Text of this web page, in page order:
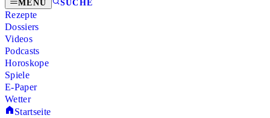
MENÜ SUCHE
Rezepte
Dossiers
Videos
Podcasts
Horoskope
Spiele
E-Paper
Wetter
Startseite